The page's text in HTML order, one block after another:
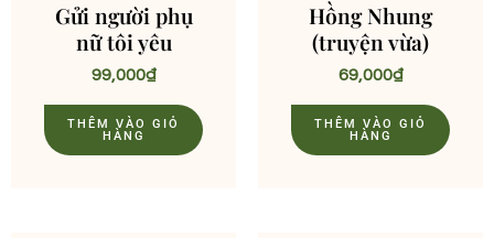
Gửi người phụ
nữ tôi yêu
99,000₫
THÊM VÀO GIỎ
HÀNG
Hồng Nhung
(truyện vừa)
69,000₫
THÊM VÀO GIỎ
HÀNG